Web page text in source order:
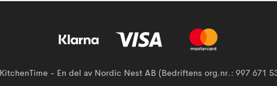
KitchenTime - En del av Nordic Nest AB (Bedriftens org.nr.: 997 671